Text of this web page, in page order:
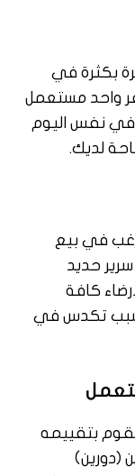
بكثرة في
واحد مستعمل
نفس اليوم
لديك.
في بيع
حديد
كافة
تسبب تكدس في
بتقييمه
(دورين)